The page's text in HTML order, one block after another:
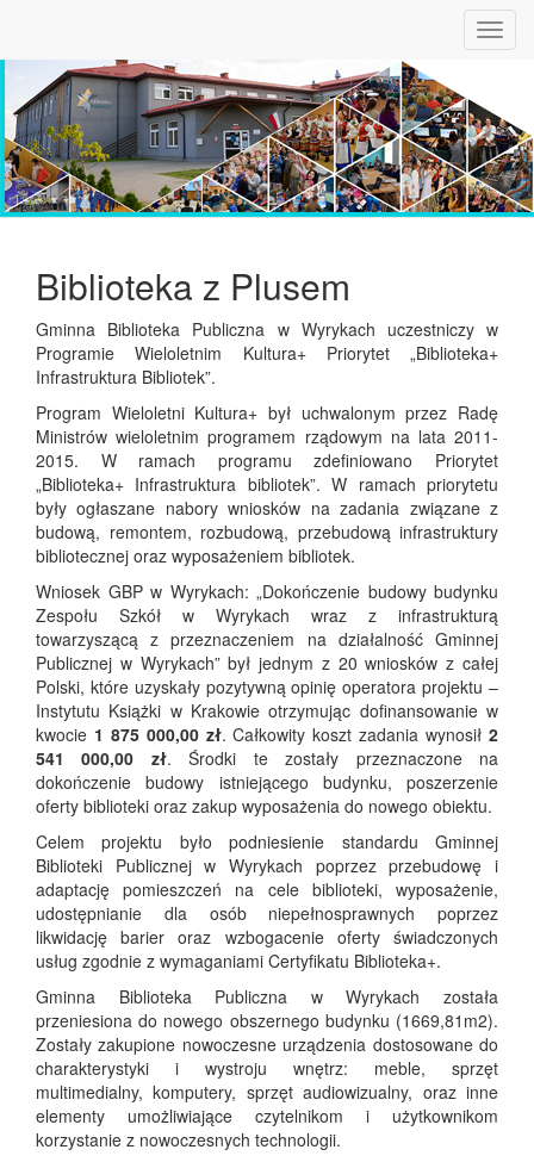
Biblioteka z Plusem
Gminna Biblioteka Publiczna w Wyrykach uczestniczy w
Programie Wieloletnim Kultura+ Priorytet „Biblioteka+
Infrastruktura Bibliotek”.
Program Wieloletni Kultura+ był uchwalonym przez Radę
Ministrów wieloletnim programem rządowym na lata 2011-
2015. W ramach programu zdefiniowano Priorytet
„Biblioteka+ Infrastruktura bibliotek”. W ramach priorytetu
były ogłaszane nabory wniosków na zadania związane z
budową, remontem, rozbudową, przebudową infrastruktury
bibliotecznej oraz wyposażeniem bibliotek.
Wniosek GBP w Wyrykach: „Dokończenie budowy budynku
Zespołu Szkół w Wyrykach wraz z infrastrukturą
towarzyszącą z przeznaczeniem na działalność Gminnej
Publicznej w Wyrykach” był jednym z 20 wniosków z całej
Polski, które uzyskały pozytywną opinię operatora projektu –
Instytutu Książki w Krakowie otrzymując dofinansowanie w
kwocie 1 875 000,00 zł. Całkowity koszt zadania wynosił2
541 000,00 zł. Środki te zostały przeznaczone na
dokończenie budowy istniejącego budynku, poszerzenie
oferty biblioteki oraz zakup wyposażenia do nowego obiektu.
Celem projektu było podniesienie standardu Gminnej
Biblioteki Publicznej w Wyrykach poprzez przebudowę i
adaptację pomieszczeń na cele biblioteki, wyposażenie,
udostępnianie dla osób niepełnosprawnych poprzez
likwidację barier oraz wzbogacenie oferty świadczonych
usług zgodnie z wymaganiami Certyfikatu Biblioteka+.
Gminna Biblioteka Publiczna w Wyrykach została
przeniesiona do nowego obszernego budynku (1669,81m2).
Zostały zakupione nowoczesne urządzenia dostosowane do
charakterystyki i wystroju wnętrz: meble, sprzęt
multimedialny, komputery, sprzęt audiowizualny, oraz inne
elementy umożliwiające czytelnikom i użytkownikom
korzystanie z nowoczesnych technologii.